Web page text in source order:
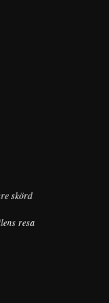
skörd
resa